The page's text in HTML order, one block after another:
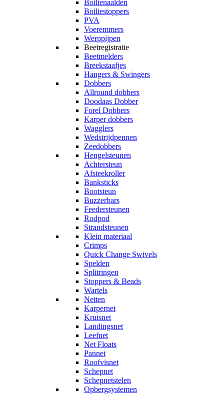
Boilienaalden
Boiliestoppers
PVA
Voeremmers
Werppijpen
Beetregistratie
Beetmelders
Breekstaafjes
Hangers & Swingers
Dobbers
Allround dobbers
Doodaas Dobber
Forel Dobbers
Karper dobbers
Wagglers
Wedstrijdpennen
Zeedobbers
Hengelsteunen
Achtersteun
Afsteekroller
Banksticks
Bootsteun
Buzzerbars
Feedersteunen
Rodpod
Strandsteunen
Klein materiaal
Crimps
Quick Change Swivels
Spelden
Splitringen
Stoppers & Beads
Wartels
Netten
Karpernet
Kruisnet
Landingsnet
Leefnet
Net Floats
Pannet
Roofvisnet
Schepnet
Schepnetstelen
Opbergsystemen